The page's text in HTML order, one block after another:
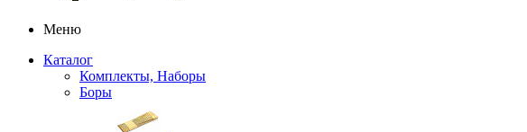
Меню
Каталог
Комплекты, Наборы
Боры